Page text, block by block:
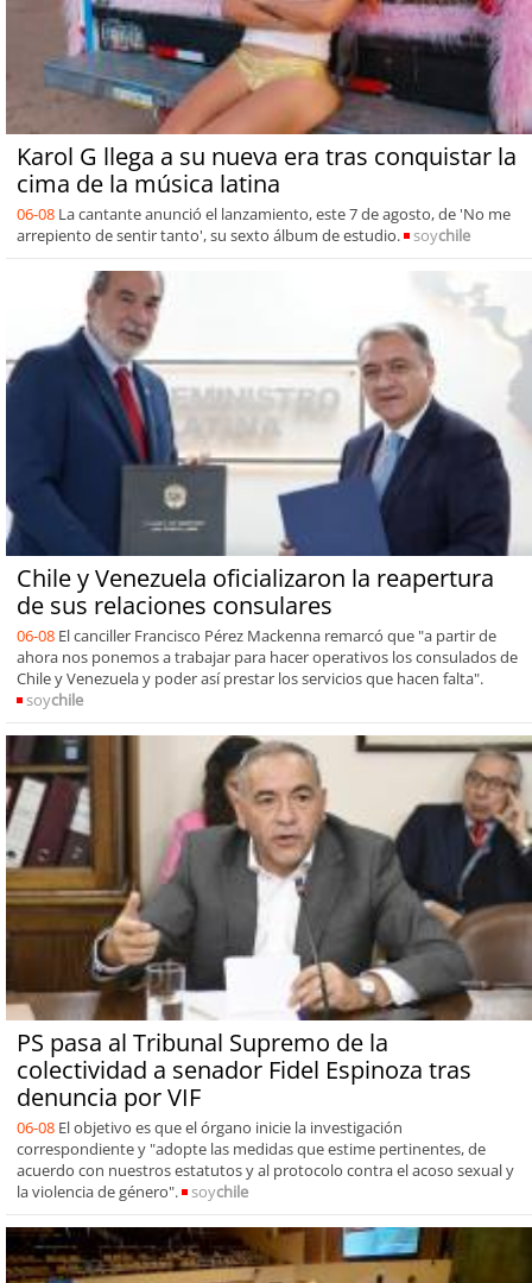
Karol G llega a su nueva era tras conquistar la
cima de la música latina
06-08 La cantante anunció el lanzamiento, este 7 de agosto, de 'No me
arrepiento de sentir tanto', su sexto álbum de estudio.
soychile
Chile y Venezuela oficializaron la reapertura
de sus relaciones consulares
06-08 El canciller Francisco Pérez Mackenna remarcó que "a partir de
ahora nos ponemos a trabajar para hacer operativos los consulados de
Chile y Venezuela y poder así prestar los servicios que hacen falta".
soychile
PS pasa al Tribunal Supremo de la
colectividad a senador Fidel Espinoza tras
denuncia por VIF
06-08 El objetivo es que el órgano inicie la investigación
correspondiente y "adopte las medidas que estime pertinentes, de
acuerdo con nuestros estatutos y al protocolo contra el acoso sexual y
la violencia de género".
soychile